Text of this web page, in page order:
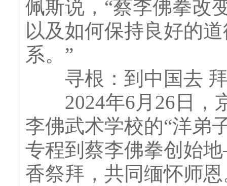
佩斯说，“蔡李佛拳改
以及如何保持良好的
系。”
寻根：到中国去 拜
2024年6月26日，
李佛武术学校的“洋弟
专程到蔡李佛拳创始
香祭拜，共同缅怀师